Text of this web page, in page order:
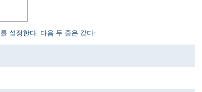
설정한다. 다음 두 줄은 같다: